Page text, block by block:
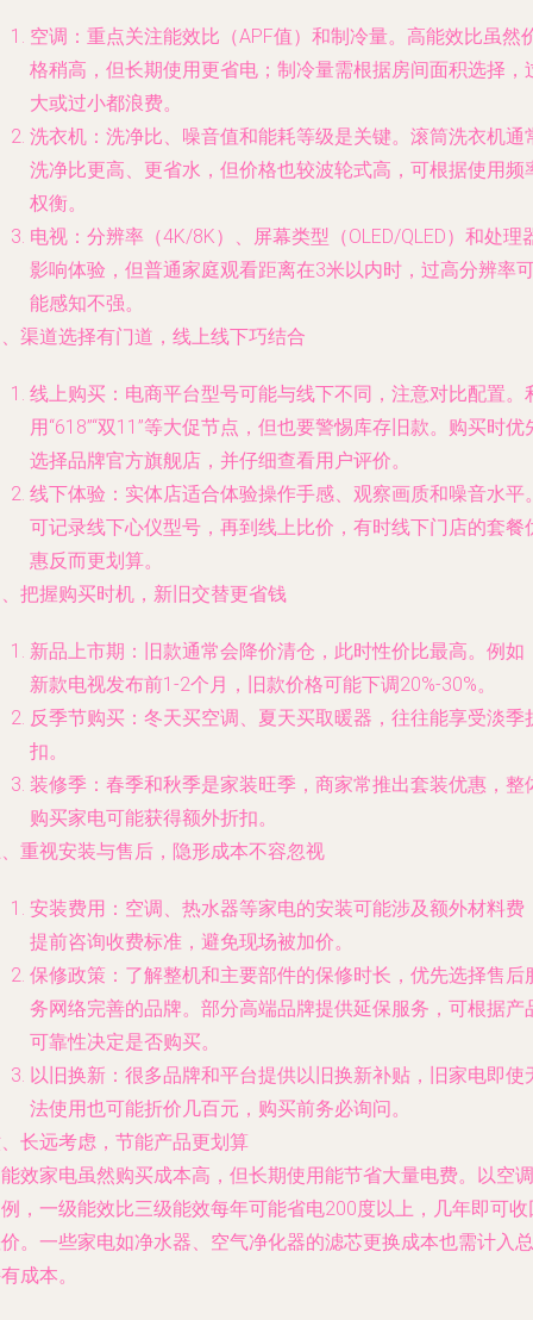
空调：重点关注能效比（APF值）和制冷量。高能效比虽然
格稍高，但长期使用更省电；制冷量需根据房间面积选择，
大或过小都浪费。
洗衣机：洗净比、噪音值和能耗等级是关键。滚筒洗衣机通
洗净比更高、更省水，但价格也较波轮式高，可根据使用频
权衡。
电视：分辨率（4K/8K）、屏幕类型（OLED/QLED）和处理
影响体验，但普通家庭观看距离在3米以内时，过高分辨率
能感知不强。
渠道选择有门道，线上线下巧结合
线上购买：电商平台型号可能与线下不同，注意对比配置。
用“618”“双11”等大促节点，但也要警惕库存旧款。购买时优
选择品牌官方旗舰店，并仔细查看用户评价。
线下体验：实体店适合体验操作手感、观察画质和噪音水平
可记录线下心仪型号，再到线上比价，有时线下门店的套餐
惠反而更划算。
把握购买时机，新旧交替更省钱
新品上市期：旧款通常会降价清仓，此时性价比最高。例如
新款电视发布前1-2个月，旧款价格可能下调20%-30%。
反季节购买：冬天买空调、夏天买取暖器，往往能享受淡季
扣。
装修季：春季和秋季是家装旺季，商家常推出套装优惠，整
购买家电可能获得额外折扣。
重视安装与售后，隐形成本不容忽视
安装费用：空调、热水器等家电的安装可能涉及额外材料费
提前咨询收费标准，避免现场被加价。
保修政策：了解整机和主要部件的保修时长，优先选择售后
务网络完善的品牌。部分高端品牌提供延保服务，可根据产
可靠性决定是否购买。
以旧换新：很多品牌和平台提供以旧换新补贴，旧家电即使
法使用也可能折价几百元，购买前务必询问。
长远考虑，节能产品更划算
效家电虽然购买成本高，但长期使用能节省大量电费。以空调
，一级能效比三级能效每年可能省电200度以上，几年即可收
。一些家电如净水器、空气净化器的滤芯更换成本也需计入总
成本。